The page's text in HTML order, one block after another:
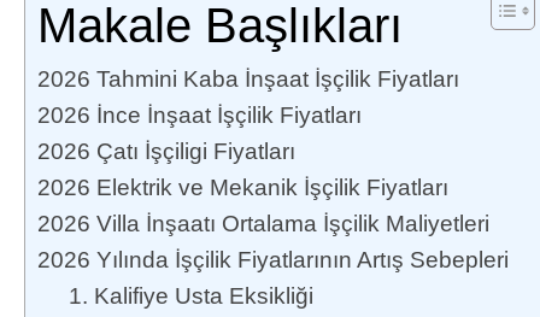
Makale Başlıkları
2026 Tahmini Kaba İnşaat İşçilik Fiyatları
2026 İnce İnşaat İşçilik Fiyatları
2026 Çatı İşçiligi Fiyatları
2026 Elektrik ve Mekanik İşçilik Fiyatları
2026 Villa İnşaatı Ortalama İşçilik Maliyetleri
2026 Yılında İşçilik Fiyatlarının Artış Sebepleri
1. Kalifiye Usta Eksikliği